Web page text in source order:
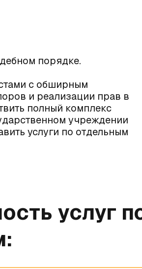
порядке.
с обширным
и реализации прав в
полный комплекс
учреждении
услуги по отдельным
услуг